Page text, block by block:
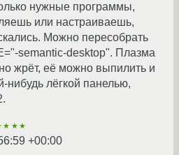
нужные программы,
или настраиваешь,
Можно пересобрать
semantic-desktop". Плазма
жрёт, её можно выпилить и
нибудь лёгкой панелью,
+00:00